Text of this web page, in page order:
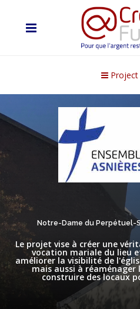
Notre-Dame du Perpétuel-
Le projet vise à créer une
vocation mariale du lieu
améliorer la visibilité de
mais aussi à réaménager
construire des locaux